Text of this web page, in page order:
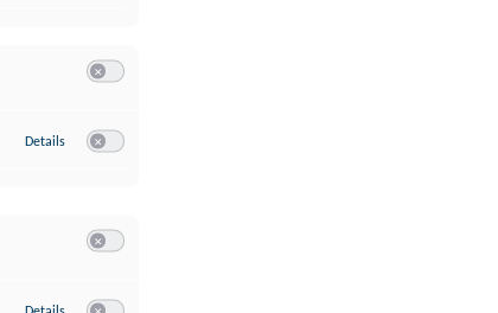
Details zu Google Analytics
zu YouTube